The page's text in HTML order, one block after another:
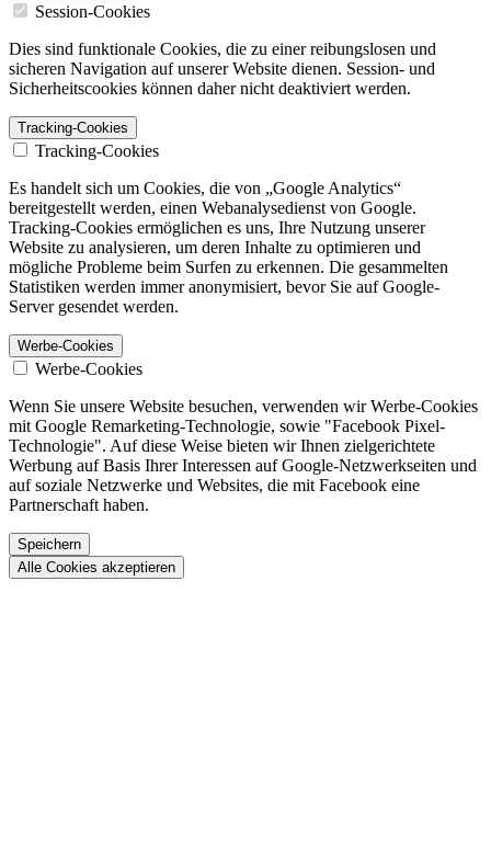
Session-Cookies
Dies sind funktionale Cookies, die zu einer reibungslosen und
sicheren Navigation auf unserer Website dienen. Session- und
Sicherheitscookies können daher nicht deaktiviert werden.
Tracking-Cookies
Tracking-Cookies
Es handelt sich um Cookies, die von „Google Analytics“
bereitgestellt werden, einen Webanalysedienst von Google.
Tracking-Cookies ermöglichen es uns, Ihre Nutzung unserer
Website zu analysieren, um deren Inhalte zu optimieren und
mögliche Probleme beim Surfen zu erkennen. Die gesammelten
Statistiken werden immer anonymisiert, bevor Sie auf Google-
Server gesendet werden.
Werbe-Cookies
Werbe-Cookies
Wenn Sie unsere Website besuchen, verwenden wir Werbe-Cookies
mit Google Remarketing-Technologie, sowie "Facebook Pixel-
Technologie". Auf diese Weise bieten wir Ihnen zielgerichtete
Werbung auf Basis Ihrer Interessen auf Google-Netzwerkseiten und
auf soziale Netzwerke und Websites, die mit Facebook eine
Partnerschaft haben.
Speichern
Alle Cookies akzeptieren